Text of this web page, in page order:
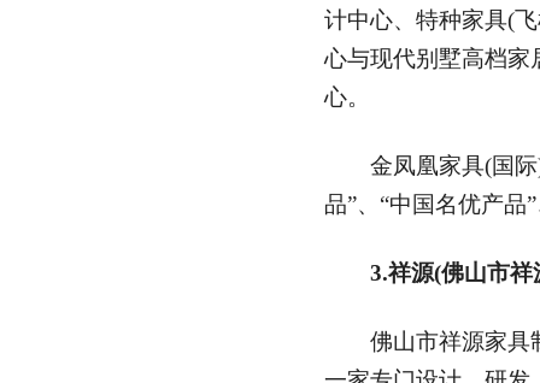
计中心、特种家具(
心与现代别墅高档家
心。
金凤凰家具(国际)
品”、“中国名优产品
3.祥源(佛山市
佛山市祥源家具